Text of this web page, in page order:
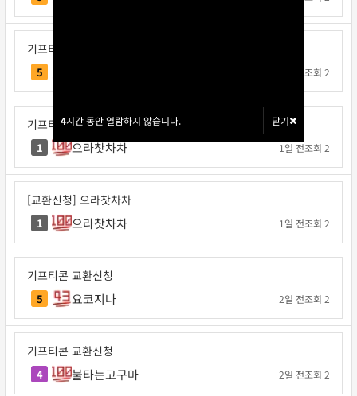
4시간 동안 열람하지 않습니다. 닫기
4시간 동안 열람하지 않습니다. 닫기
기프티콘 교환신청
5 조회 2
기프티콘 교환신청
1 으라찻차차 1일 전조회 2
[교환신청] 으라찻차차
1 으라찻차차 1일 전조회 2
기프티콘 교환신청
5 요코지나 2일 전조회 2
기프티콘 교환신청
4 불타는고구마 2일 전조회 2